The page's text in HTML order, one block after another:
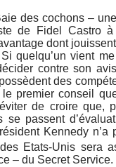
des cochons –
de Fidel Castro
dont
quelqu’un vient
contre son
des
le premier conseil
de croire que,
passent
Kennedy
Etats-Unis sera
– du Secret Service.